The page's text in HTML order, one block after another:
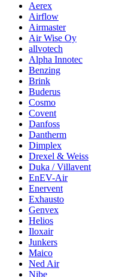
Aerex
Airflow
Airmaster
Air Wise Oy
allvotech
Alpha Innotec
Benzing
Brink
Buderus
Cosmo
Covent
Danfoss
Dantherm
Dimplex
Drexel & Weiss
Duka / Villavent
EnEV-Air
Enervent
Exhausto
Genvex
Helios
Iloxair
Junkers
Maico
Ned Air
Nibe